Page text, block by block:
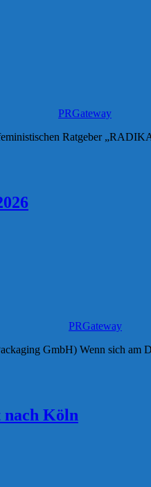
PRGateway
Ratgeber
PRGateway
GmbH) Wenn sich
nach Köln